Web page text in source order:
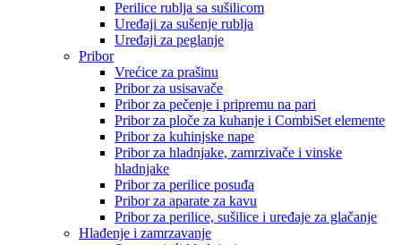
Perilice rublja sa sušilicom
Uređaji za sušenje rublja
Uređaji za peglanje
Pribor
Vrećice za prašinu
Pribor za usisavače
Pribor za pečenje i pripremu na pari
Pribor za ploče za kuhanje i CombiSet elemente
Pribor za kuhinjske nape
Pribor za hladnjake, zamrzivače i vinske
hladnjake
Pribor za perilice posuđa
Pribor za aparate za kavu
Pribor za perilice, sušilice i uređaje za glačanje
Hlađenje i zamrzavanje